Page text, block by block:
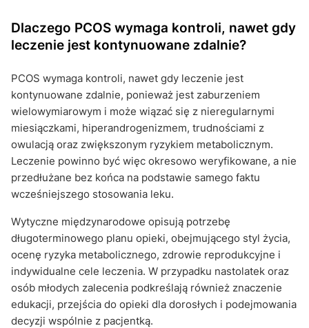
Dlaczego PCOS wymaga kontroli, nawet gdy
leczenie jest kontynuowane zdalnie?
PCOS wymaga kontroli, nawet gdy leczenie jest
kontynuowane zdalnie, ponieważ jest zaburzeniem
wielowymiarowym i może wiązać się z nieregularnymi
miesiączkami, hiperandrogenizmem, trudnościami z
owulacją oraz zwiększonym ryzykiem metabolicznym.
Leczenie powinno być więc okresowo weryfikowane, a nie
przedłużane bez końca na podstawie samego faktu
wcześniejszego stosowania leku.
Wytyczne międzynarodowe opisują potrzebę
długoterminowego planu opieki, obejmującego styl życia,
ocenę ryzyka metabolicznego, zdrowie reprodukcyjne i
indywidualne cele leczenia. W przypadku nastolatek oraz
osób młodych zalecenia podkreślają również znaczenie
edukacji, przejścia do opieki dla dorosłych i podejmowania
decyzji wspólnie z pacjentką.